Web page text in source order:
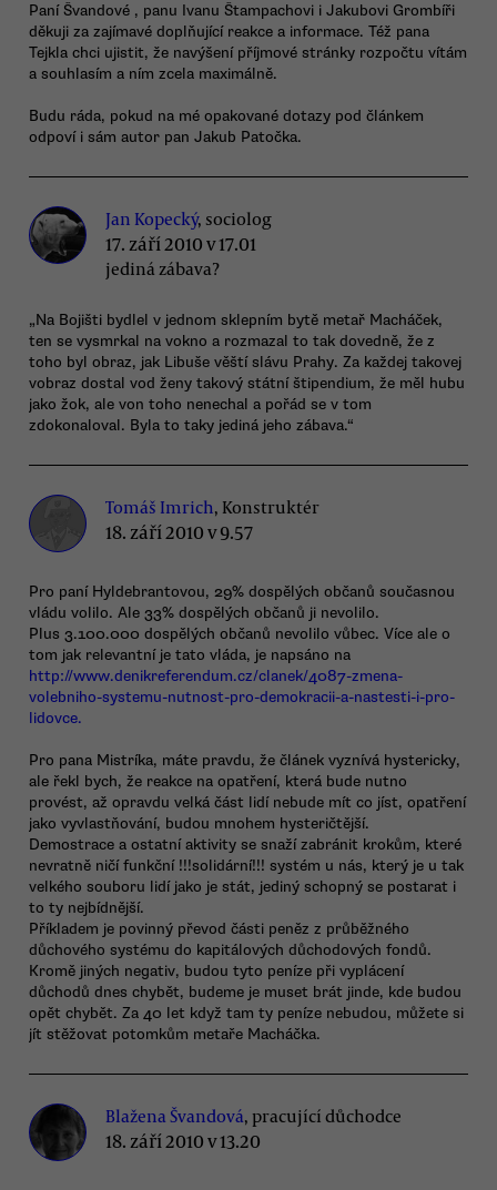
Paní Švandové , panu Ivanu Štampachovi i Jakubovi Grombíři
děkuji za zajímavé doplňující reakce a informace. Též pana
Tejkla chci ujistit, že navýšení příjmové stránky rozpočtu vítám
a souhlasím a ním zcela maximálně.
Budu ráda, pokud na mé opakované dotazy pod článkem
odpoví i sám autor pan Jakub Patočka.
Jan Kopecký, sociolog
17. září 2010 v 17.01
jediná zábava?
„Na Bojišti bydlel v jednom sklepním bytě metař Macháček,
ten se vysmrkal na vokno a rozmazal to tak dovedně, že z
toho byl obraz, jak Libuše věští slávu Prahy. Za každej takovej
vobraz dostal vod ženy takový státní štipendium, že měl hubu
jako žok, ale von toho nenechal a pořád se v tom
zdokonaloval. Byla to taky jediná jeho zábava.“
Tomáš Imrich, Konstruktér
18. září 2010 v 9.57
Pro paní Hyldebrantovou, 29% dospělých občanů současnou
vládu volilo. Ale 33% dospělých občanů ji nevolilo.
Plus 3.100.000 dospělých občanů nevolilo vůbec. Více ale o
tom jak relevantní je tato vláda, je napsáno na
http://www.denikreferendum.cz/clanek/4087-zmena-
volebniho-systemu-nutnost-pro-demokracii-a-nastesti-i-pro-
lidovce.
Pro pana Mistríka, máte pravdu, že článek vyznívá hystericky,
ale řekl bych, že reakce na opatření, která bude nutno
provést, až opravdu velká část lidí nebude mít co jíst, opatření
jako vyvlastňování, budou mnohem hysteričtější.
Demostrace a ostatní aktivity se snaží zabránit krokům, které
nevratně ničí funkční !!!solidární!!! systém u nás, který je u tak
velkého souboru lidí jako je stát, jediný schopný se postarat i
to ty nejbídnější.
Příkladem je povinný převod části peněz z průběžného
důchového systému do kapitálových důchodových fondů.
Kromě jiných negativ, budou tyto peníze při vyplácení
důchodů dnes chybět, budeme je muset brát jinde, kde budou
opět chybět. Za 40 let když tam ty peníze nebudou, můžete si
jít stěžovat potomkům metaře Macháčka.
Blažena Švandová, pracující důchodce
18. září 2010 v 13.20